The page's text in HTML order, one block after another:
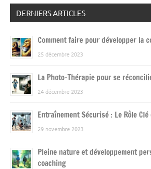
DERNIERS ARTICLES
Comment faire pour développer la
25 décembre 2023
La Photo-Thérapie pour se
24 décembre 2023
Entraînement Sécurisé : Le Rôle
29 novembre 2023
Pleine nature et développement
coaching